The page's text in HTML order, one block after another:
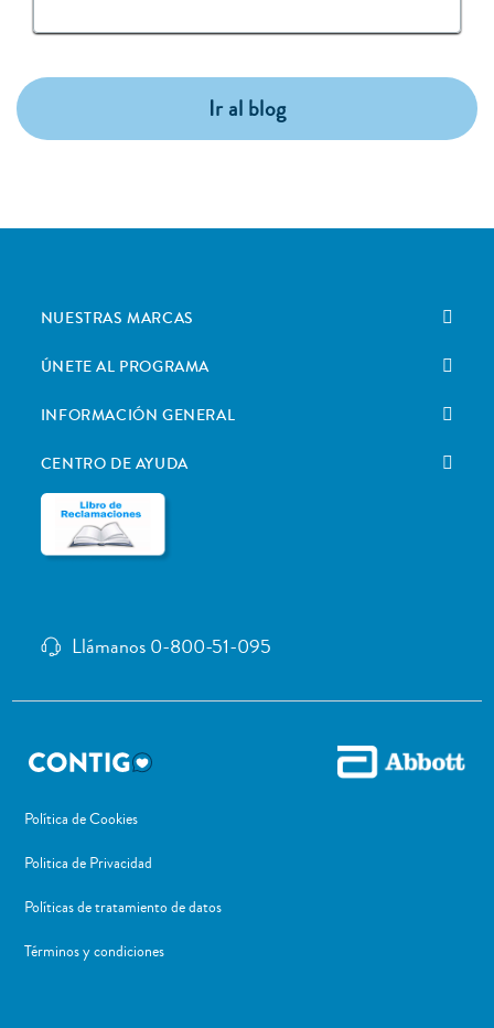
Ir al blog
NUESTRAS MARCAS
ÚNETE AL PROGRAMA
INFORMACIÓN GENERAL
CENTRO DE AYUDA
Llámanos 0-800-51-095
Política de Cookies
Politica de Privacidad
Políticas de tratamiento de datos
Términos y condiciones